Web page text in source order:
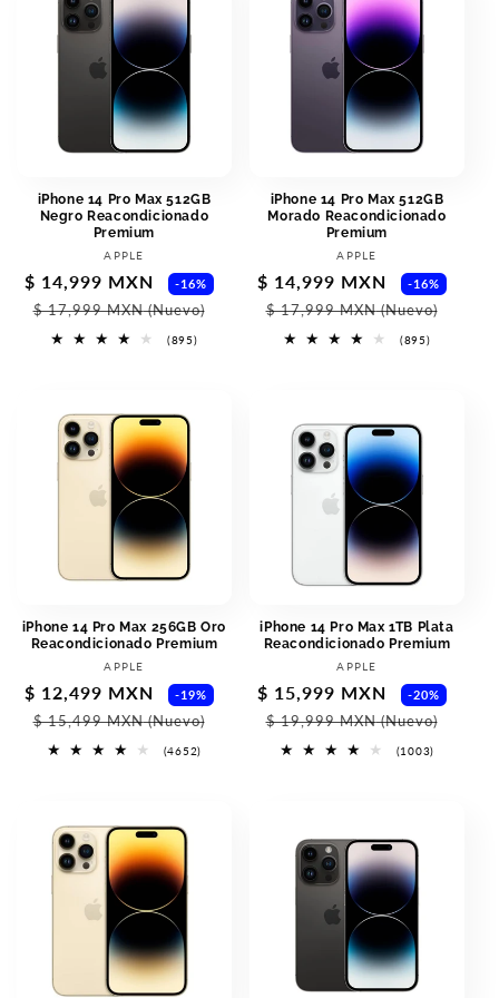
iPhone 14 Pro Max 512GB
Negro Reacondicionado
Premium
Proveedor:
APPLE
Precio
de
oferta
$ 14,999 MXN -16%
Precio
habitual
$ 17,999 MXN(Nuevo)
(895)895
iPhone 14 Pro Max 512GB
Morado Reacondicionado
Premium
Proveedor:
APPLE
Precio
de
oferta
$ 14,999 MXN -16%
$ 17,999 MXN(Nuevo)
(895)895
iPhone 14 Pro Max 256GB Oro
Reacondicionado Premium
Proveedor:
APPLE
Precio
de
oferta
$ 12,499 MXN -19%
Precio
habitual
$ 15,499 MXN(Nuevo)
(4652)4652
iPhone 14 Pro Max 1TB Plata
Reacondicionado Premium
Proveedor:
APPLE
Precio
de
oferta
$ 15,999 MXN -20%
$ 19,999 MXN(Nuevo)
(1003)1003